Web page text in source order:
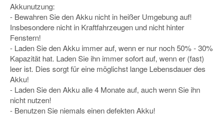
Akkunutzung:
- Bewahren Sie den Akku nicht in heißer Umgebung auf!
Insbesondere nicht in Kraftfahrzeugen und nicht hinter
Fenstern!
- Laden Sie den Akku immer auf, wenn er nur noch 50% - 30%
Kapazität hat. Laden Sie ihn immer sofort auf, wenn er (fast)
leer ist. Dies sorgt für eine möglichst lange Lebensdauer des
Akku!
- Laden Sie den Akku alle 4 Monate auf, auch wenn Sie ihn
nicht nutzen!
- Benutzen Sie niemals einen defekten Akku!